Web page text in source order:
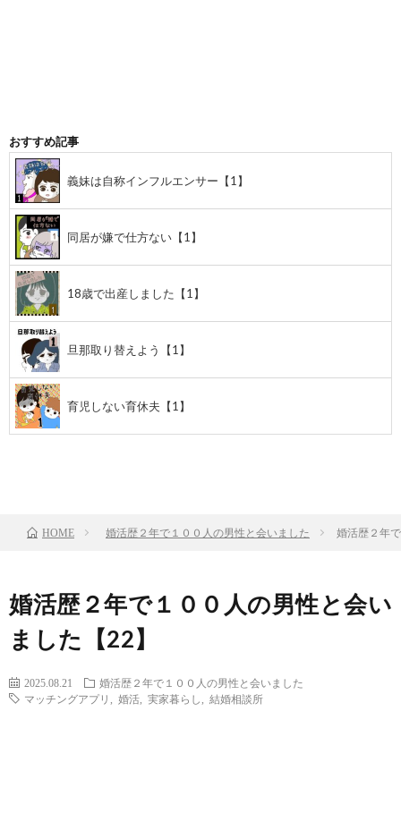
おすすめ記事
義妹は自称インフルエンサー【1】
同居が嫌で仕方ない【1】
18歳で出産しました【1】
旦那取り替えよう【1】
育児しない育休夫【1】
HOME 婚活歴２年で１００人の男性と会いました 婚活歴２年
婚活歴２年で１００人の男性と会い
ました【22】
2025.08.21
婚活歴２年で１００人の男性と会いました
マッチングアプリ
婚活 実家暮らし 結婚相談所